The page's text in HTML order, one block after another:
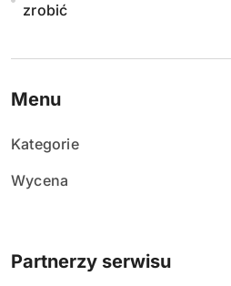
zrobić
Menu
Kategorie
Wycena
Partnerzy serwisu